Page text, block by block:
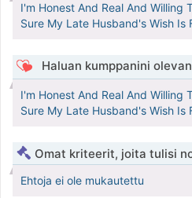
I'm Honest And Real And Willing
Sure My Late Husband's Wish Is
Haluan kumppanini olevan
I'm Honest And Real And Willing
Sure My Late Husband's Wish Is
Omat kriteerit, joita tulisi
Ehtoja ei ole mukautettu